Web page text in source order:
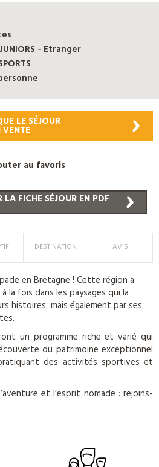
- Etranger
LE SÉJOUR
au favoris
LA FICHE SÉJOUR EN PDF
DESTINATION AVIS
en Bretagne ! Cette région a
la fois dans les paysages qui la
histoires mais également par ses
un programme riche et varié qui
du patrimoine exceptionnel
des activités sportives et
et l’esprit nomade : rejoins-